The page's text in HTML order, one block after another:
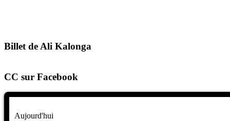
Billet de Ali Kalonga
CC sur Facebook
Aujourd'hui